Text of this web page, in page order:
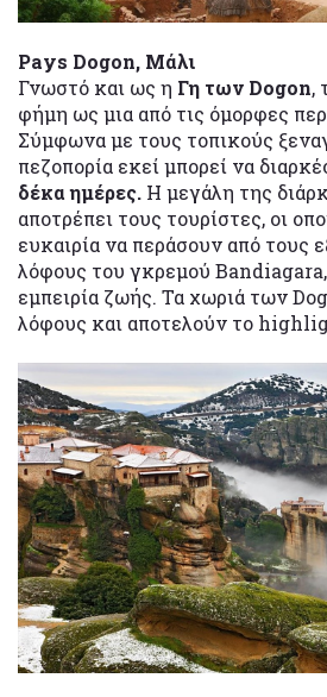
Pays Dogon, Μάλι
Γνωστό και ως η Γη των Dogon,
φήμη ως μια από τις όμορφες
Σύμφωνα με τους τοπικούς
πεζοπορία εκεί μπορεί να
δέκα ημέρες. Η μεγάλη της
αποτρέπει τους τουρίστες, οι
ευκαιρία να περάσουν από τους
λόφους του γκρεμού
εμπειρία ζωής. Τα χωριά των
λόφους και αποτελούν το